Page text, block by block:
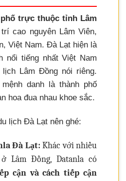
trực thuộc tỉnh Lâm
cao nguyên Lâm Viên,
Việt Nam. Đà Lạt hiện là
nổi tiếng nhất Việt Nam
Lâm Đồng nói riêng.
danh là thành phố
hoa đua nhau khoe sắc.
lịch Đà Lạt nên ghé:
Đà Lạt:Khác với nhiều
Lâm Đồng, Datanla có
cận và cách tiếp cận